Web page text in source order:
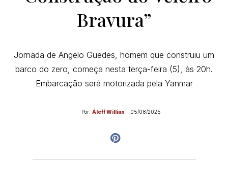
Bravura”
Jornada de Angelo Guedes, homem que construiu um
barco do zero, começa nesta terça-feira (5), às 20h.
Embarcação será motorizada pela Yanmar
Por: Áleff Willian - 05/08/2025